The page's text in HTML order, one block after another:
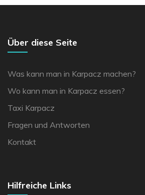
Über diese Seite
Was kann man in Karpacz machen?
Wo kann man in Karpacz essen?
Taxi Karpacz
Fragen und Antworten
Kontakt
Hilfreiche Links